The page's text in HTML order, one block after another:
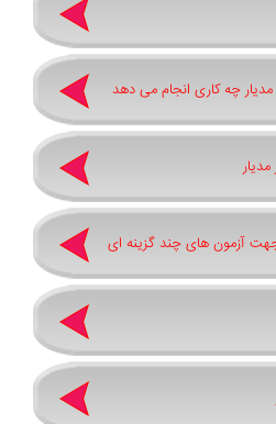
چه کاری انجام می دهد
آزمون های چند گزینه ای